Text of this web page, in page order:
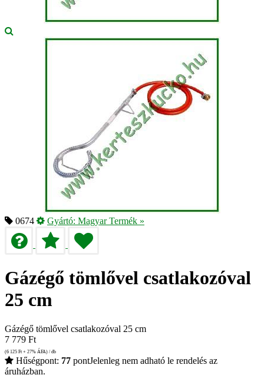
0674 Gyártó: Magyar Termék »
Gázégő tömlővel csatlakozóval
25 cm
Gázégő tömlővel csatlakozóval 25 cm
7 779 Ft
(6 125 Ft + 27% ÁFA) / db
Hűségpont: 77 pontJelenleg nem adható le rendelés az
áruházban.